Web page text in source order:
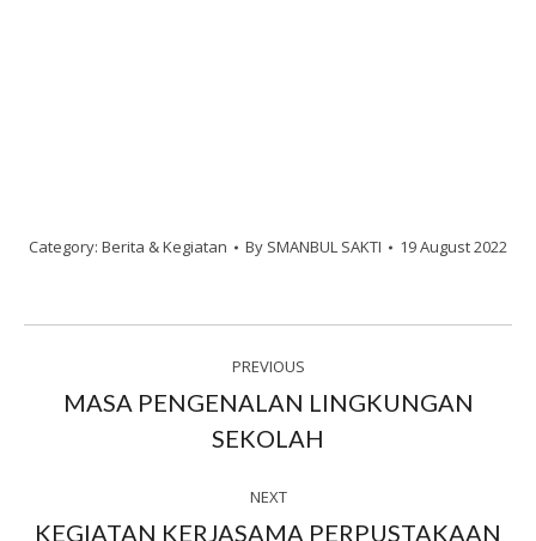
Category: Berita & Kegiatan By SMANBUL SAKTI 19 August 2022
navigation
PREVIOUS
Previous
post:
MASA PENGENALAN LINGKUNGAN
SEKOLAH
NEXT
KEGIATAN KERJASAMA PERPUSTAKAAN